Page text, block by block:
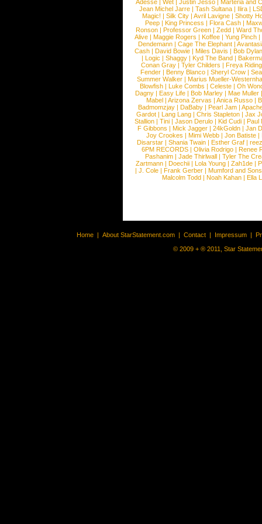
Adesse |Wet |Justin Jesso |Marteria and
Jean Michel Jarre |Tash Sultana | Ilira |
Magic! | Silk City | Avril Lavigne | Shotty
Peep |King Princess |Flora Cash |
Ronson |Professor Green |Zedd |Ward
Alive |Maggie Rogers |Koffee |Yung Pinch |
Dendemann |Cage The Elephant |
Cash | David Bowie | Miles Davis | Bob Dylan
|Logic |Shaggy |Kyd The Band |
Conan Gray |Tyler Childers |Freya
Fender |Benny Blanco |Sheryl Crow |
Summer Walker |Marius Mueller-
Blowfish | Luke Combs | Celeste | Oh
Dagny |Easy Life |Bob Marley |Mae Muller
Mabel |Arizona Zervas |Anica Russo |
Badmomzjay |DaBaby |Pearl Jam |
Gardot | Lang Lang | Chris Stapleton | Jax
Stallion |Tini |Jason Derulo |Kid Cudi |Paul
F Gibbons | Mick Jagger | 24kGoldn | Jan
Joy Crookes | Mimi Webb | Jon Batiste |
Disarstar | Shania Twain | Esther Graf |
6PM RECORDS | Olivia Rodrigo | Renee
Pashanim |Jade Thirlwall |Tyler The
Zartmann | Doechii | Lola Young | Zah1de |
| J. Cole | Frank Gerber | Mumford and Sons
Malcolm Todd | Noah Kahan | Ella
Home | About StarStatement.com | Contact | Impressum |
© 2009 + ® 2011, Star